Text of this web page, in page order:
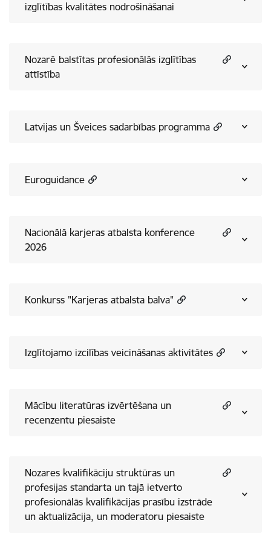
izglītības kvalitātes nodrošināšanai
Nozarē balstītas profesionālās izglītības
attīstība
Latvijas un Šveices sadarbības programma
Euroguidance
Nacionālā karjeras atbalsta konference
2026
Konkurss "Karjeras atbalsta balva"
Izglītojamo izcilības veicināšanas aktivitātes
Mācību literatūras izvērtēšana un
recenzentu piesaiste
Nozares kvalifikāciju struktūras un
profesijas standarta un tajā ietverto
profesionālās kvalifikācijas prasību izstrāde
un aktualizācija, un moderatoru piesaiste